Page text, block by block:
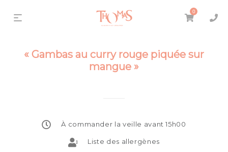
0
« Gambas au curry rouge piquée sur
mangue »
À commander la veille avant 15h00
Liste des allergènes